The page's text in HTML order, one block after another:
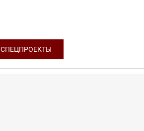
СПЕЦПРОЕКТЫ